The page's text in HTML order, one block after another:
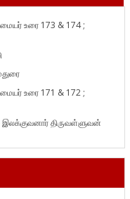
உரை 173 & 174 ;
உரை 171 & 172 ;
இலக்குவனார் திருவள்ளுவன்